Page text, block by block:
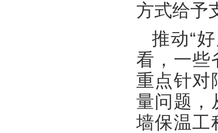
方式给予
推动“
看，一些
重点针对
量问题，
墙保温工